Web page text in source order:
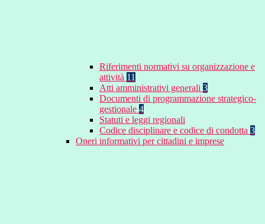
Riferimenti normativi su organizzazione e
attività 11
Atti amministrativi generali 3
Documenti di programmazione strategico-
gestionale 4
Statuti e leggi regionali
Codice disciplinare e codice di condotta 3
Oneri informativi per cittadini e imprese